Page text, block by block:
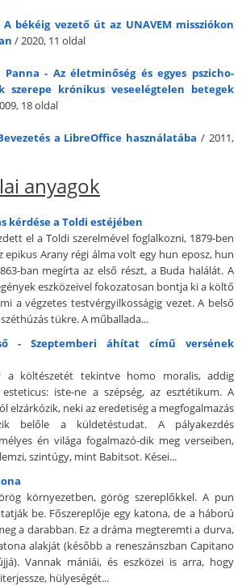
békéig vezető út az UNAVEM missziókon
/ 2020, 11 oldal
Panna - Az életminőség és egyes pszicho-
szerepe krónikus veseelégtelen betegek
18 oldal
a LibreOffice használatába / 2011,
anyagok
kérdése a Toldi estéjében
el a Toldi szerelmével foglalkozni, 1879-ben
epikus Arany régi álma volt egy hun eposz, hun
ban megírta az első részt, a Buda halálát. A
eszközeivel fokozatosan bontja ki a költő
a végzetes testvérgyilkosságig vezet. A belső
tükre. A műballada...
- Szeptemberi áhítat című versének
a költészetét tekintve homo moralis, addig
iste-ne a szépség, az esztétikum. A
elzárkózik, neki az eredetiség a megfogalmazás
belőle a küldetéstudat. A pályakezdés
én világa fogalmazó-dik meg verseiben,
szintúgy, mint Babitsot. Kései...
környezetben, görög szereplőkkel. A pun
be. Főszereplője egy katona, de a háború
a darabban. Ez a dráma megteremti a durva,
alakját (később a reneszánszban Capitano
Vannak mániái, és eszközei is arra, hogy
hülyeségét...